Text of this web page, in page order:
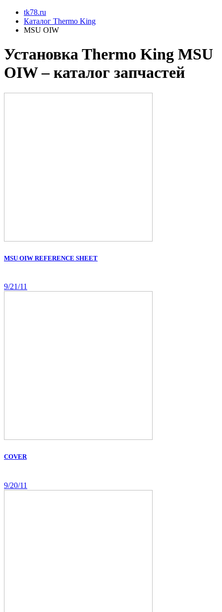
tk78.ru
Каталог Thermo King
MSU OIW
Установкa Thermo King MSU
OIW– каталог запчастей
MSU OIW REFERENCE SHEET
9/21/11
COVER
9/20/11